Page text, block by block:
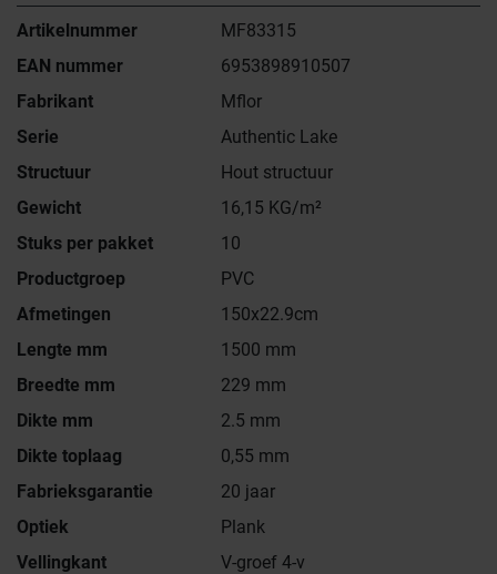
Artikelnummer
MF83315
EAN nummer
6953898910507
Fabrikant
Mflor
Serie
Authentic Lake
Structuur
Hout structuur
Gewicht
16,15 KG/m²
Stuks per pakket
10
Productgroep
PVC
Afmetingen
150x22.9cm
Lengte mm
1500 mm
Breedte mm
229 mm
Dikte mm
2.5 mm
Dikte toplaag
0,55 mm
Fabrieksgarantie
20 jaar
Optiek
Plank
Vellingkant
V-groef 4-v